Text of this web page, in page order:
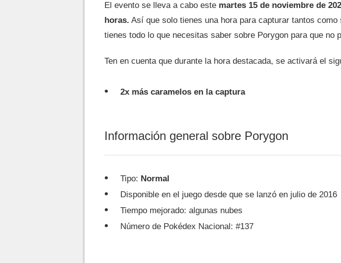
El evento se lleva a cabo este martes 15 de noviembre de
horas. Así que solo tienes una hora para capturar tantos como
tienes todo lo que necesitas saber sobre Porygon para que no
Ten en cuenta que durante la hora destacada, se activará el
2x más caramelos en la captura
Información general sobre Porygon
Tipo: Normal
Disponible en el juego desde que se lanzó en julio de 2016
Tiempo mejorado: algunas nubes
Número de Pokédex Nacional: #137